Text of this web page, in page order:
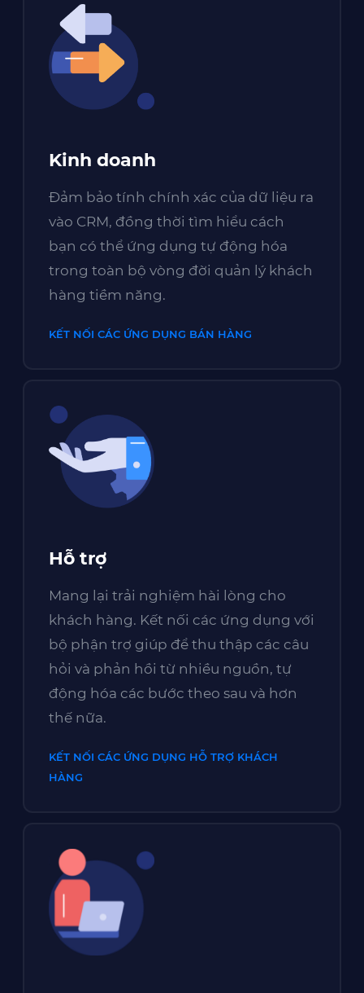
Kinh doanh
Đảm bảo tính chính xác của dữ liệu ra
vào CRM, đồng thời tìm hiểu cách
bạn có thể ứng dụng tự động hóa
trong toàn bộ vòng đời quản lý khách
hàng tiềm năng.
KẾT NỐI CÁC ỨNG DỤNG BÁN HÀNG
Hỗ trợ
Mang lại trải nghiệm hài lòng cho
khách hàng. Kết nối các ứng dụng với
bộ phận trợ giúp để thu thập các câu
hỏi và phản hồi từ nhiều nguồn, tự
động hóa các bước theo sau và hơn
thế nữa.
KẾT NỐI CÁC ỨNG DỤNG HỖ TRỢ KHÁCH
HÀNG